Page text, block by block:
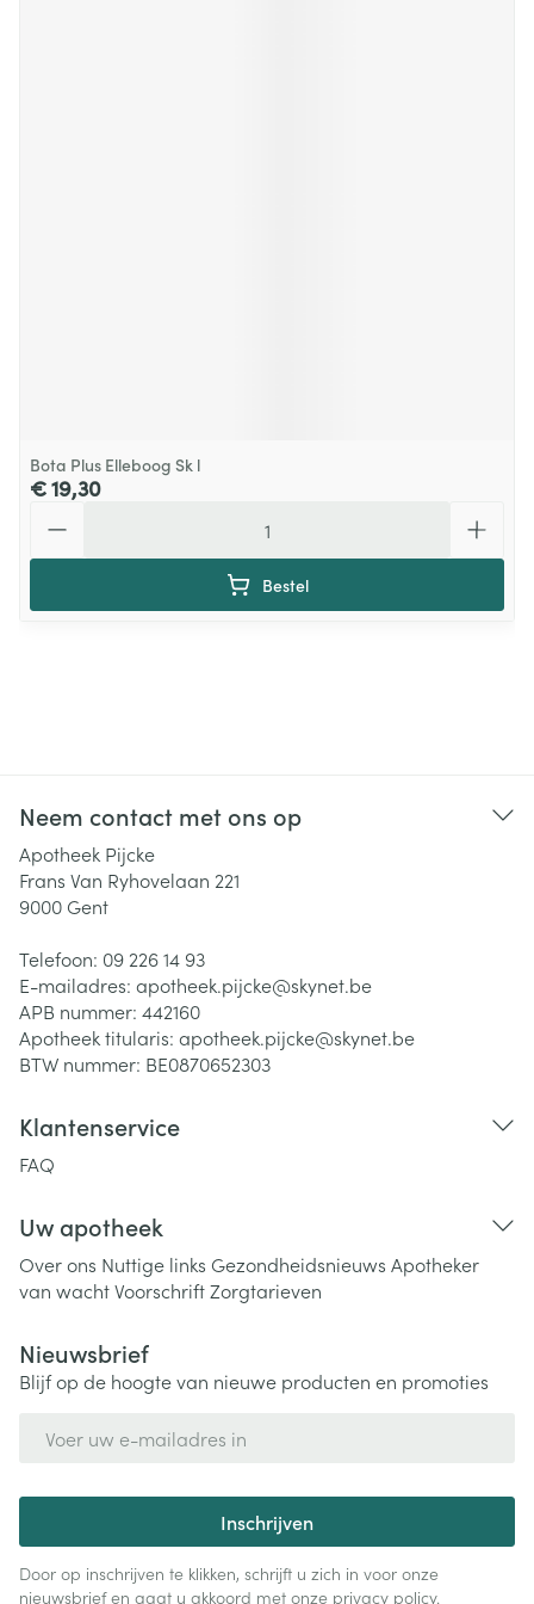
Bota Plus Elleboog Sk l
€ 19,30
Bestel
Neem contact met ons op
Apotheek Pijcke
Frans Van Ryhovelaan 221
9000 Gent
Telefoon: 09 226 14 93
E-mailadres: apotheek.pijcke@skynet.be
APB nummer: 442160
Apotheek titularis: apotheek.pijcke@skynet.be
BTW nummer: BE0870652303
Klantenservice
FAQ
Uw apotheek
Over ons Nuttige links Gezondheidsnieuws Apotheker
van wachtVoorschriftZorgtarieven
Nieuwsbrief
Blijf op de hoogte van nieuwe producten en promoties
Inschrijven
Door op inschrijven te klikken, schrijft u zich in voor onze
nieuwsbrief en gaat u akkoord met onze privacy policy.